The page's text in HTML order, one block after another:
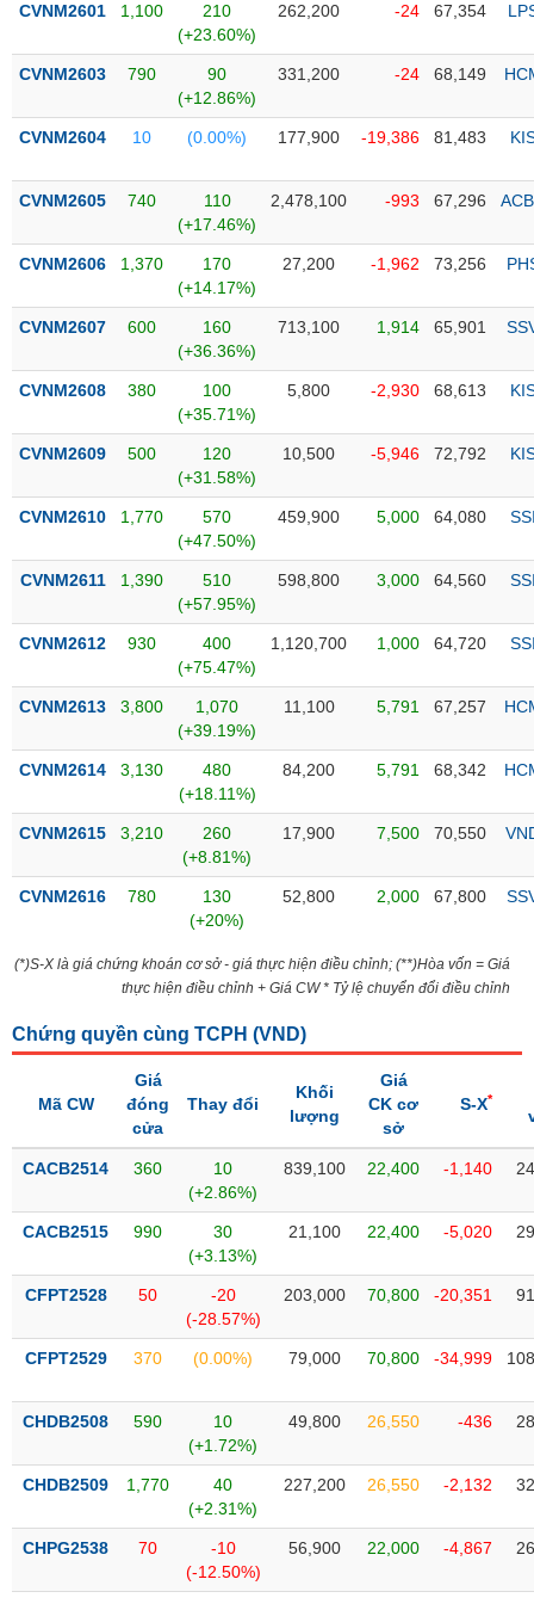
thái
phiếu
mô
thị
Niêm
Niêm
mới
yết
sung
niêm
yết
Theo
dõi
biệt
được
quỹ
mục
ETF
phiếu
tiết
quan
dịch
chính
tích
thuật
sơ
doanh
Tin
CVNM2601 1,100
210
(+23.60%)
262,200 -24 67,354
CVNM2603 790
90
(+12.86%)
331,200 -24 68,149
CVNM2604 10 (0.00%) 177,900 -19,386 81,483
CVNM2605 740
110
(+17.46%)
2,478,100 -993 67,296
CVNM2606 1,370
170
(+14.17%)
27,200 -1,962 73,256
CVNM2607 600
160
(+36.36%)
713,100 1,914 65,901
CVNM2608 380
100
(+35.71%)
5,800 -2,930 68,613
CVNM2609 500
120
(+31.58%)
10,500 -5,946 72,792
CVNM2610 1,770
570
(+47.50%)
459,900 5,000 64,080
CVNM2611 1,390
510
(+57.95%)
598,800 3,000 64,560
CVNM2612 930
400
(+75.47%)
1,120,700 1,000 64,720
CVNM2613 3,800
1,070
(+39.19%)
11,100 5,791 67,257
CVNM2614 3,130
480
(+18.11%)
84,200 5,791 68,342
CVNM2615 3,210
260
(+8.81%)
17,900 7,500 70,550
CVNM2616 780
130
(+20%)
52,800 2,000 67,800
(*)S-X là giá chứng khoán cơ sở - giá thực hiện điều chỉnh; (**)Hòa vốn = Giá
thực hiện điều chỉnh + Giá CW * Tỷ lệ chuyển đổi điều chỉnh
Chứng quyền cùng TCPH (VND)
Mã CW
Giá
đóng
cửa
Thay đổi
Khối
lượng
Giá
CK cơ
sở
S-X*
CACB2514 360
10
(+2.86%)
839,100 22,400 -1,140
CACB2515 990
30
(+3.13%)
21,100 22,400 -5,020
CFPT2528 50
-20
(-28.57%)
203,000 70,800 -20,351
CFPT2529 370 (0.00%) 79,000 70,800 -34,999
CHDB2508 590
10
(+1.72%)
49,800 26,550 -436
CHDB2509 1,770
40
(+2.31%)
227,200 26,550 -2,132
CHPG2538 70
-10
(-12.50%)
56,900 22,000 -4,867
NGÀNH
DOANH
NGHIỆP
PHIẾU
PHÁI
TRÁI
CÔNG
ĐẦU
TƯ
DỮ
MỚI
(-)
SECTOR
NĂNG
VẬT
CÔNG